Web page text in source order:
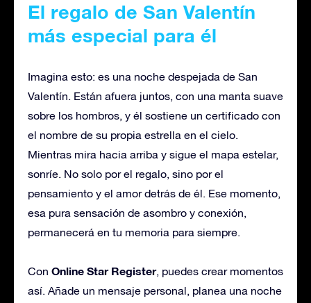
El regalo de San Valentín
más especial para él
Imagina esto: es una noche despejada de San
Valentín. Están afuera juntos, con una manta suave
sobre los hombros, y él sostiene un certificado con
el nombre de su propia estrella en el cielo.
Mientras mira hacia arriba y sigue el mapa estelar,
sonríe. No solo por el regalo, sino por el
pensamiento y el amor detrás de él. Ese momento,
esa pura sensación de asombro y conexión,
permanecerá en tu memoria para siempre.
Con Online Star Register, puedes crear momentos
así. Añade un mensaje personal, planea una noche